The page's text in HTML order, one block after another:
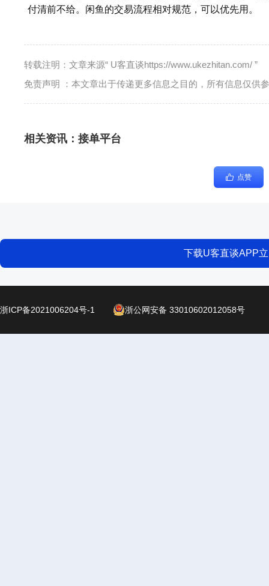
付清前不给。闲鱼的交易流程相对规范，可以优先用。
转载注明：文章来源“ U客直谈https://www.ukezhitan.com/ ”
免责声明 ：本文章出于传递更多信息之目的，所有信息仅供
相关资讯： 接单平台
点赞
下载U客直谈APP
浙ICP备2021006204号-1 浙公网安备 33010602012058号